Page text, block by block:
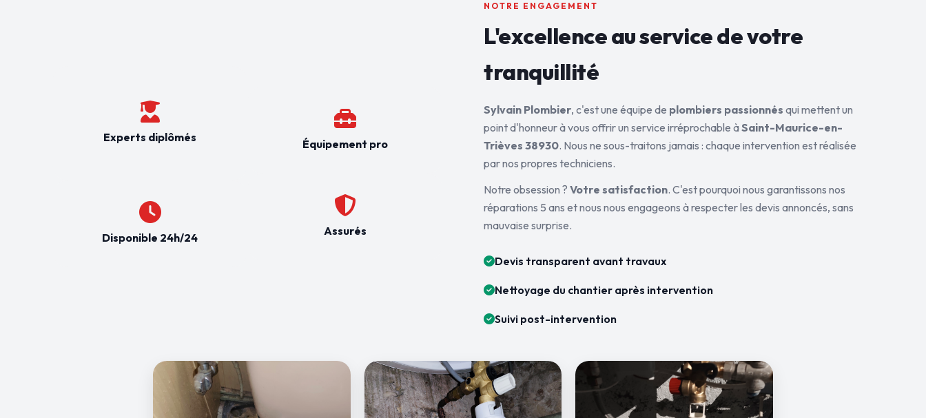
Experts diplômés
Disponible 24h/24
Équipement pro
Assurés
NOTRE ENGAGEMENT
L'excellence au service devotre
tranquillité
Sylvain Plombier, c'est une équipe de plombiers passionnés qui mettent un
point d'honneur à vous offrir un service irréprochable àSaint-Maurice-en-
Trièves 38930. Nous ne sous-traitons jamais : chaque intervention est réalisée
par nos propres techniciens.
Notre obsession ? Votre satisfaction. C'est pourquoi nous garantissons nos
réparations 5 ans et nous nous engageons à respecter les devis annoncés, sans
mauvaise surprise.
Devis transparent avant travaux
Nettoyage du chantier après intervention
Suivi post-intervention